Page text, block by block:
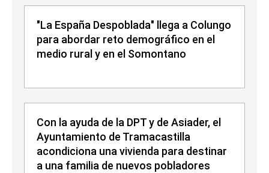
"La España Despoblada" llega a Colungo
para abordar reto demográfico en el
medio rural y en el Somontano
Con la ayuda de la DPT y de Asiader, el
Ayuntamiento de Tramacastilla
acondiciona una vivienda para destinar
a una familia de nuevos pobladores